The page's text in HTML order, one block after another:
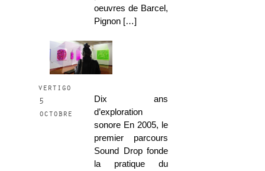
oeuvres de Barcel,
Pignon […]
vertigo
5
octobre
Dix ans
d’exploration
sonore En 2005, le
premier parcours
Sound Drop fonde
la pratique du